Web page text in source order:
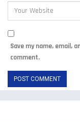
Save my name, email,
comment.